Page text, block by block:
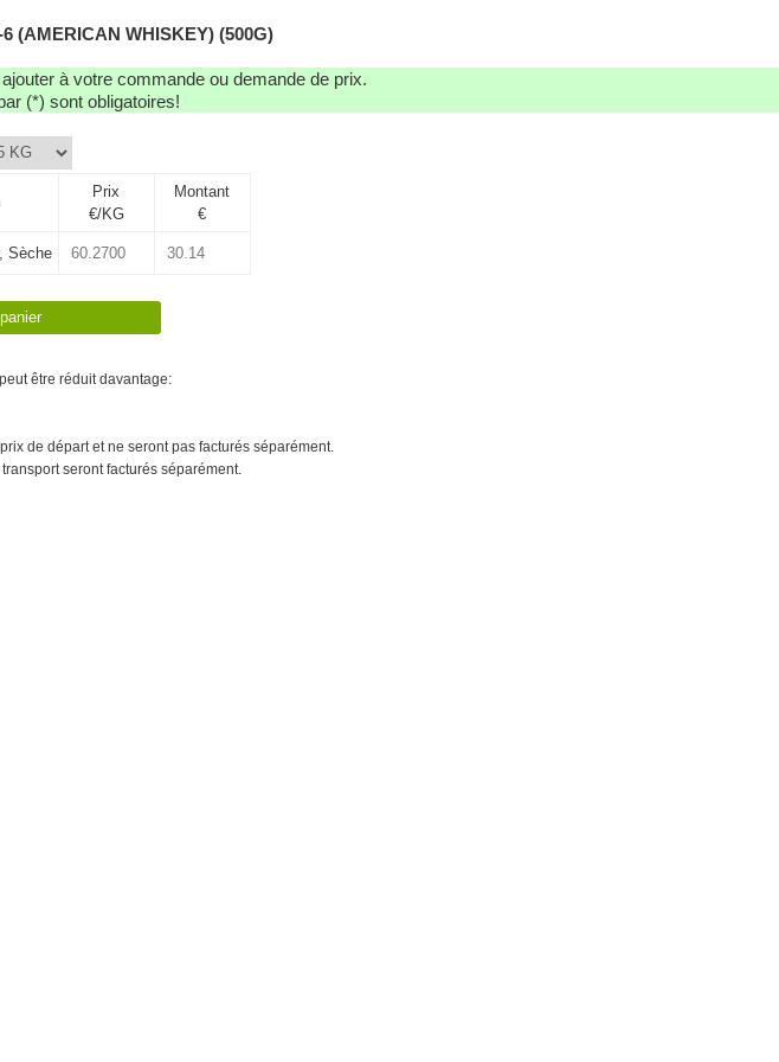
(AMERICAN WHISKEY) (500G)
à votre commande ou demande de prix.
(*) sont obligatoires!
Prix
€/KG
Montant
€
Sèche
être réduit davantage:
de départ et ne seront pas facturés séparément.
seront facturés séparément.